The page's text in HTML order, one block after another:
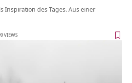
Inspiration des Tages. Aus einer
VIEWS